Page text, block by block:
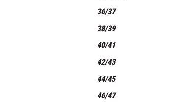
36/37
38/39
40/41
42/43
44/45
46/47